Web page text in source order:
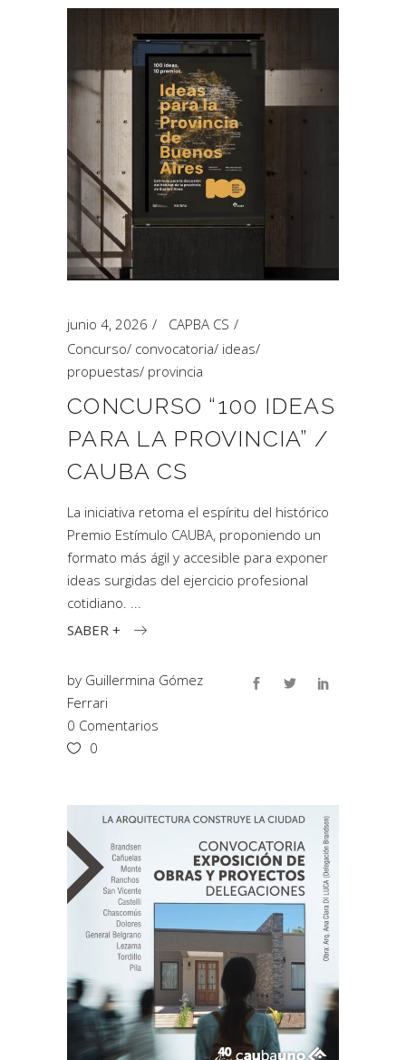
junio 4, 2026
CAPBA CS
Concurso/ convocatoria/ ideas/
propuestas/ provincia
CONCURSO “100 IDEAS
PARA LA PROVINCIA” /
CAUBA CS
La iniciativa retoma el espíritu del histórico
Premio Estímulo CAUBA, proponiendo un
formato más ágil y accesible para exponer
ideas surgidas del ejercicio profesional
cotidiano.
SABER +
by Guillermina Gómez
Ferrari
0 Comentarios
0